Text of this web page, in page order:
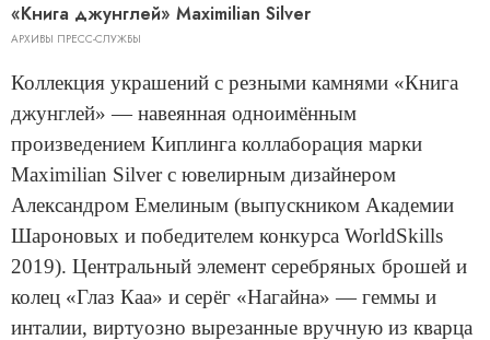
«Книга джунглей» Maximilian Silver
АРХИВЫ ПРЕСС-СЛУЖБЫ
Коллекция украшений с резными камнями «Книга
джунглей» — навеянная одноимённым
произведением Киплинга коллаборация марки
Maximilian Silver с ювелирным дизайнером
Александром Емелиным (выпускником Академии
Шароновых и победителем конкурса WorldSkills
2019). Центральный элемент серебряных брошей и
колец «Глаз Каа» и серёг «Нагайна» — геммы и
инталии, виртуозно вырезанные вручную из кварца